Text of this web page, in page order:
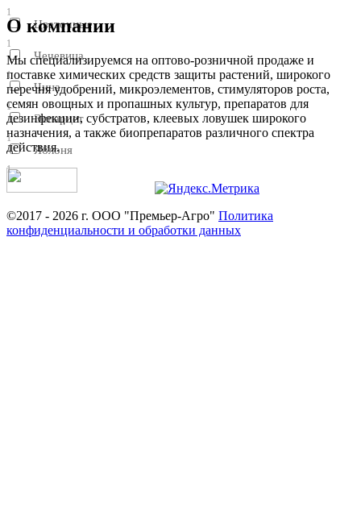
1
Цветочные
1
Чечевица
1
Чина
1
Эспарцет
1
Яблоня
1
О компании
Мы специализируемся на оптово-розничной продаже и
поставке химических средств защиты растений, широкого
перечня удобрений, микроэлементов, стимуляторов роста,
семян овощных и пропашных культур, препаратов для
дезинфекции, субстратов, клеевых ловушек широкого
назначения, а также биопрепаратов различного спектра
действия.
©2017 - 2026 г. ООО "Премьер-Агро" Политика
конфиденциальности и обработки данных